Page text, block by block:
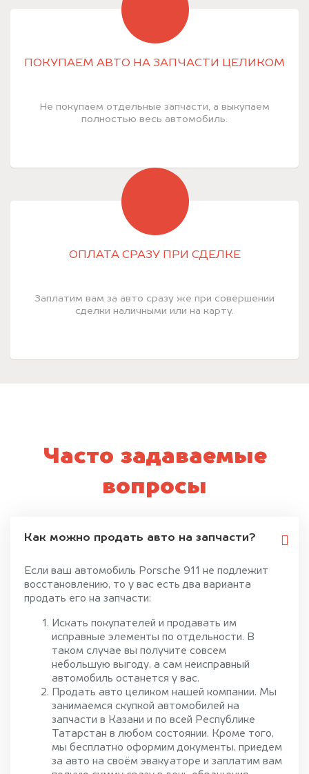
ПОКУПАЕМ АВТО НА ЗАПЧАСТИ ЦЕЛИКОМ
Не покупаем отдельные запчасти, а выкупаем
полностью весь автомобиль.
ОПЛАТА СРАЗУ ПРИ СДЕЛКЕ
Заплатим вам за авто сразу же при совершении
сделки наличными или на карту.
Часто задаваемые
вопросы
Как можно продать авто на запчасти?
Если ваш автомобиль Porsche 911 не подлежит
восстановлению, то у вас есть два варианта
продать его на запчасти:
Искать покупателей и продавать им
исправные элементы по отдельности. В
таком случае вы получите совсем
небольшую выгоду, а сам неисправный
автомобиль останется у вас.
Продать авто целиком нашей компании. Мы
занимаемся скупкой автомобилей на
запчасти в Казани и по всей Республике
Татарстан в любом состоянии. Кроме того,
мы бесплатно оформим документы, приедем
за авто на своём эвакуаторе и заплатим вам